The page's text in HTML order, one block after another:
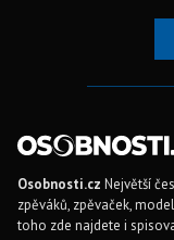
Osobnosti.cz Největší
zpěváků, zpěvaček,
toho zde najdete i